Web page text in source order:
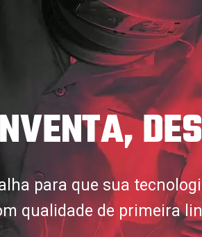
para que sua
qualidade de primeira